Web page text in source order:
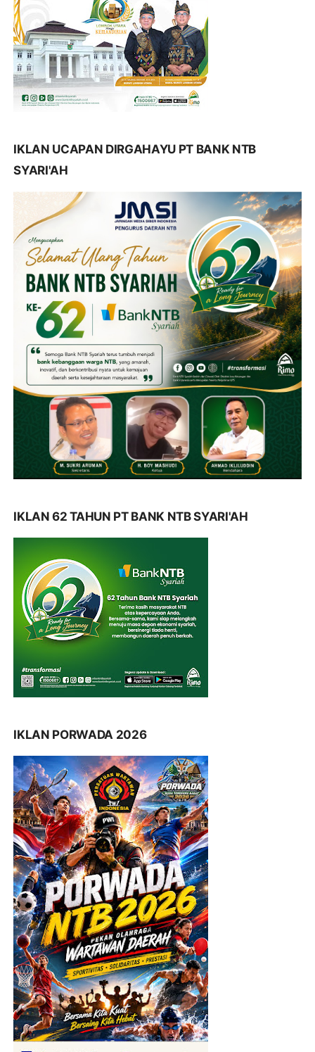
IKLAN UCAPAN DIRGAHAYU PT BANK NTB
SYARI'AH
IKLAN 62 TAHUN PT BANK NTB SYARI'AH
IKLAN PORWADA 2026